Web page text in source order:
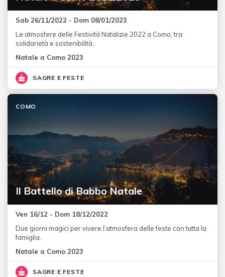
Sab 26/11/2022 - Dom 08/01/2023
Le atmosfere delle Festività Natalizie 2022 a Como, tra
solidarietà e sostenibilità.
Natale a Como 2023
SAGRE E FESTE
Il Battello di Babbo Natale
COMO
Ven 16/12 - Dom 18/12/2022
Due giorni magici per vivere l’atmosfera delle feste con tutta la
famiglia.
Natale a Como 2023
SAGRE E FESTE